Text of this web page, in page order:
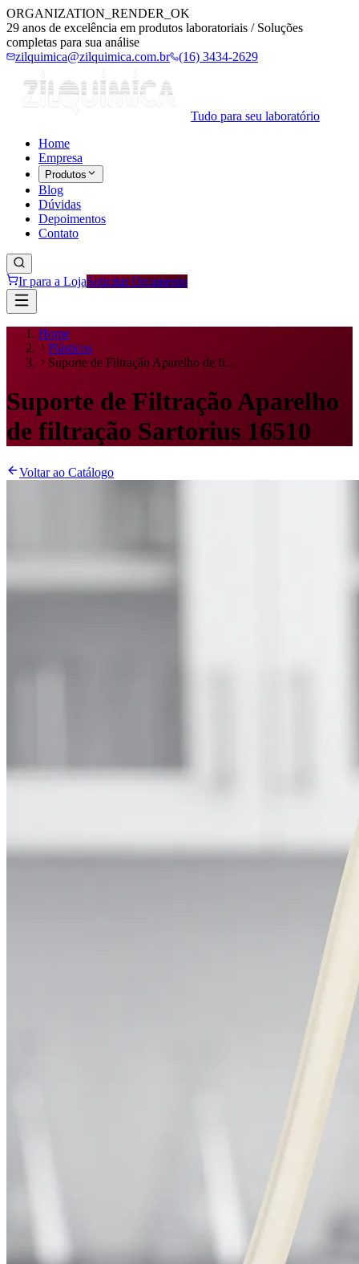
ORGANIZATION_RENDER_OK
29 anos de excelência em produtos laboratoriais / Soluções
completas para sua análise
zilquimica@zilquimica.com.br
(16) 3434-2629
Tudo para seu laboratório
Home
Empresa
Produtos
Blog
Dúvidas
Depoimentos
Contato
Ir para a LojaSolicitar Orçamento
Home
Plásticos
Suporte de Filtração Aparelho de fi...
Suporte de Filtração Aparelho
de filtração Sartorius 16510
Voltar ao Catálogo